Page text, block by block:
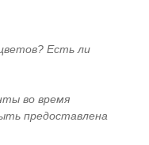
Есть ли
во время
предоставлена